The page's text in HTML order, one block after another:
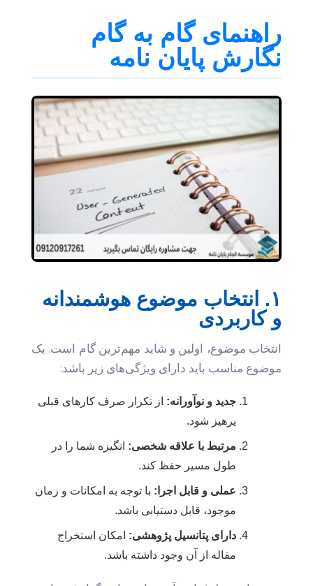
راهنمای گام به گام
نگارش پایان نامه
۱. انتخاب موضوع هوشمندانه
و کاربردی
انتخاب موضوع، اولین و شاید مهم‌ترین گام است. یک
موضوع مناسب باید دارای ویژگی‌های زیر باشد:
جدید و نوآورانه: از تکرار صرف کارهای قبلی
پرهیز شود.
مرتبط با علاقه شخصی: انگیزه شما را در
طول مسیر حفظ کند.
عملی و قابل اجرا: با توجه به امکانات و زمان
موجود، قابل دستیابی باشد.
دارای پتانسیل پژوهشی: امکان استخراج
مقاله از آن وجود داشته باشد.